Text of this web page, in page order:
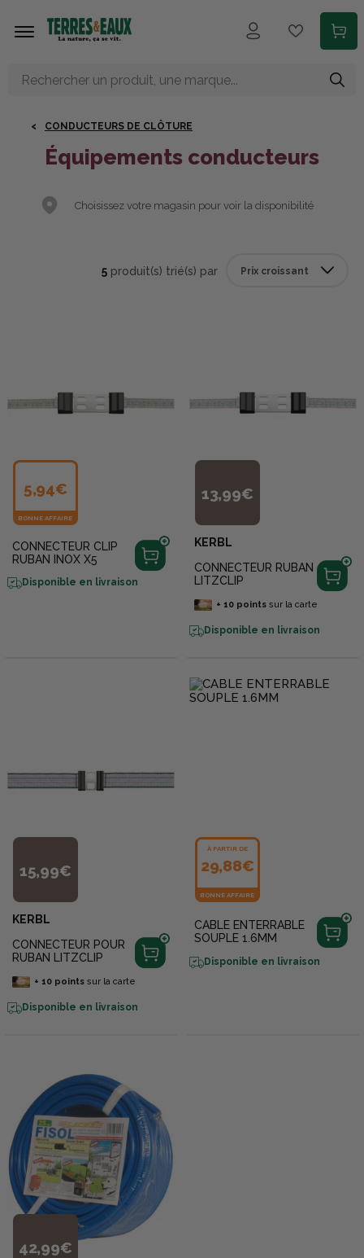
CONDUCTEURS DE CLÔTURE
Équipements conducteurs
Choisissez votre magasin pour voir la disponibilité
5 produit(s) trié(s) par
5,94€
BONNE AFFAIRE
CONNECTEUR CLIP
RUBAN INOX X5
Disponible en livraison
13,99€
KERBL
CONNECTEUR RUBAN
LITZCLIP
+ 10pointssur la carte
Disponible en livraison
15,99€
KERBL
CONNECTEUR POUR
RUBAN LITZCLIP
+ 10pointssur la carte
Disponible en livraison
À PARTIR DE
29,88€
BONNE AFFAIRE
CABLE ENTERRABLE
SOUPLE 1.6MM
Disponible en livraison
42,99€